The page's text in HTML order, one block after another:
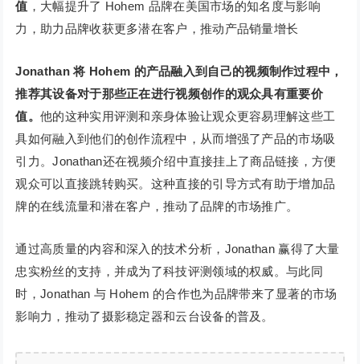
值 ，大幅提升了 Hohem 品牌在美国市场的知名度与影响
力，助力品牌收获更多潜在客户，推动产品销量增长
Jonathan 将 Hohem 的产品融入到自己的视频制作过程中，
推荐其设备对于那些正在进行视频创作的观众具有重要价
值。他的这种实用评测和亲身体验让观众更容易理解这些工
具如何融入到他们的创作流程中，从而增强了产品的市场吸
引力。Jonathan还在视频介绍中直接挂上了商品链接，方便
观众可以直接跳转购买。这种直接的引导方式有助于增加品
牌的在线流量和潜在客户，推动了品牌的市场推广。
通过高质量的内容和深入的技术分析，Jonathan 赢得了大量
忠实粉丝的支持，并成为了科技评测领域的权威。与此同
时，Jonathan 与 Hohem 的合作也为品牌带来了显著的市场
影响力，推动了摄影稳定器和云台设备的普及。